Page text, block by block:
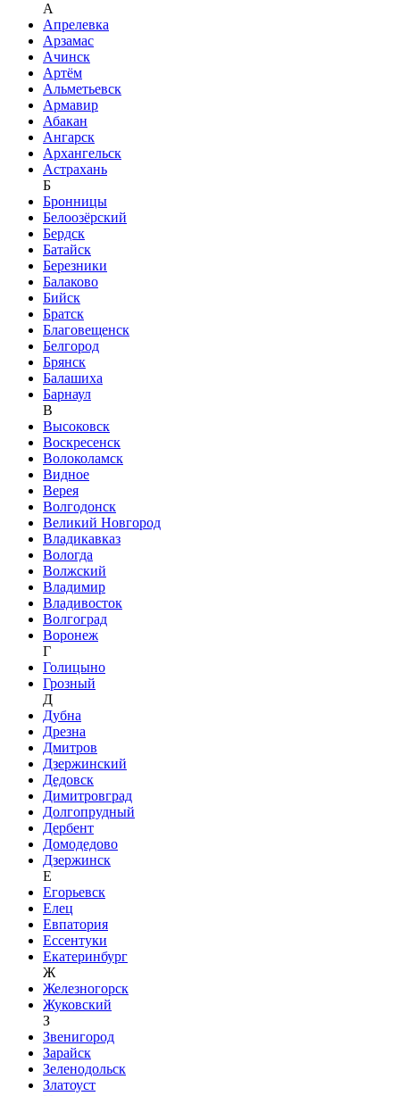
A
Апрелевка
Арзамас
Ачинск
Артём
Альметьевск
Армавир
Абакан
Ангарск
Архангельск
Астрахань
Б
Бронницы
Белоозёрский
Бердск
Батайск
Березники
Балаково
Бийск
Братск
Благовещенск
Белгород
Брянск
Балашиха
Барнаул
В
Высоковск
Воскресенск
Волоколамск
Видное
Верея
Волгодонск
Великий Новгород
Владикавказ
Вологда
Волжский
Владимир
Владивосток
Волгоград
Воронеж
Г
Голицыно
Грозный
Д
Дубна
Дрезна
Дмитров
Дзержинский
Дедовск
Димитровград
Долгопрудный
Дербент
Домодедово
Дзержинск
Е
Егорьевск
Елец
Евпатория
Ессентуки
Екатеринбург
Ж
Железногорск
Жуковский
З
Звенигород
Зарайск
Зеленодольск
Златоуст